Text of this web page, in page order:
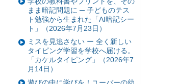
まま暗記問題に ─ 子どものテス
ト勉強から生まれた「AI暗記シー
ト」（2026年7月23日）
ミスを見逃さない ー 全く新しい
タイピング学習を学校へ届ける。
「カケルタイピング」（2026年7
月14日）